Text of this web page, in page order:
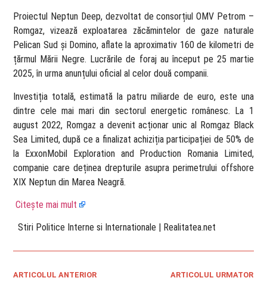
Proiectul Neptun Deep, dezvoltat de consorțiul OMV Petrom –
Romgaz, vizează exploatarea zăcămintelor de gaze naturale
Pelican Sud și Domino, aflate la aproximativ 160 de kilometri de
țărmul Mării Negre. Lucrările de foraj au început pe 25 martie
2025, în urma anunțului oficial al celor două companii.
Investiția totală, estimată la patru miliarde de euro, este una
dintre cele mai mari din sectorul energetic românesc. La 1
august 2022, Romgaz a devenit acționar unic al Romgaz Black
Sea Limited, după ce a finalizat achiziția participației de 50% de
la ExxonMobil Exploration and Production Romania Limited,
companie care deținea drepturile asupra perimetrului offshore
XIX Neptun din Marea Neagră.
Citește mai mult
​ Stiri Politice Interne si Internationale | Realitatea.net
ARTICOLUL ANTERIOR ARTICOLUL URMATOR